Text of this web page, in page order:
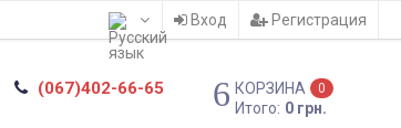
Вход Регистрация
(067)402-66-65 КОРЗИНА 0
Итого: 0 грн.